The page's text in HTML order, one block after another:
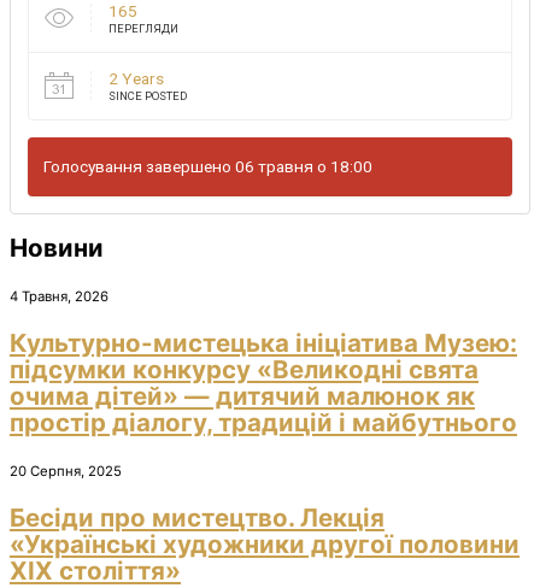
165
ПЕРЕГЛЯДИ
2 Years
SINCE POSTED
Голосування завершено 06 травня о 18:00
Новини
4 Травня, 2026
Культурно-мистецька ініціатива Музею:
підсумки конкурсу «Великодні свята
очима дітей» — дитячий малюнок як
простір діалогу, традицій і майбутнього
20 Серпня, 2025
Бесіди про мистецтво. Лекція
«Українські художники другої половини
ХІХ століття»